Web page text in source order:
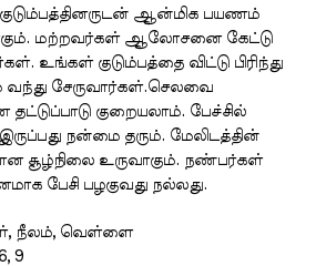
குடும்பத்தினருடன் ஆன்மிக பயணம்
. மற்றவர்கள் ஆலோசனை கேட்டு
. உங்கள் குடும்பத்தை விட்டு பிரிந்து
வந்து சேருவார்கள்.செலவை
தட்டுப்பாடு குறையலாம். பேச்சில்
இருப்பது நன்மை தரும். மேலிடத்தின்
சூழ்நிலை உருவாகும். நண்பர்கள்
பேசி பழகுவது நல்லது.
, நீலம், வெள்ளை
9